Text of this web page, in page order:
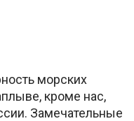
морских
кроме нас,
Замечательные